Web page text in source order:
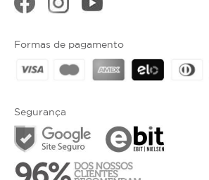
Segurança
Formas de pagamento